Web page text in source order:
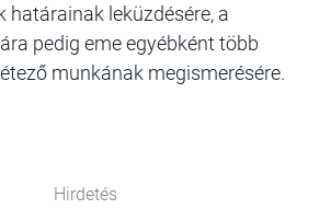
határainak leküzdésére, a
pedig eme egyébként több
munkának megismerésére.
Hirdetés